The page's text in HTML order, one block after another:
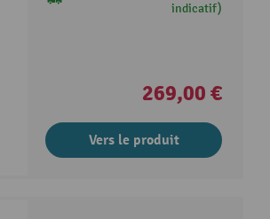
indicatif)
269,00 €
Vers le produit